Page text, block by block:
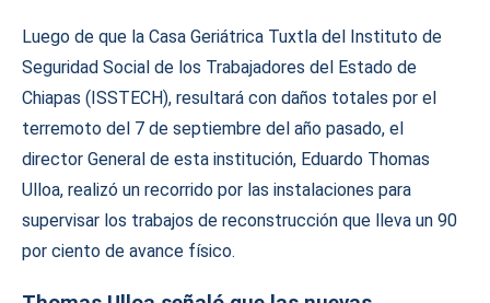
Luego de que la Casa Geriátrica Tuxtla del Instituto de
Seguridad Social de los Trabajadores del Estado de
Chiapas (ISSTECH), resultará con daños totales por el
terremoto del 7 de septiembre del año pasado, el
director General de esta institución, Eduardo Thomas
Ulloa, realizó un recorrido por las instalaciones para
supervisar los trabajos de reconstrucción que lleva un 90
por ciento de avance físico.